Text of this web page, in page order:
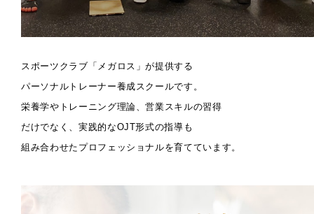
スポーツクラブ「メガロス」が提供する
パーソナルトレーナー養成スクールです。
栄養学やトレーニング理論、営業スキルの習得
だけでなく、実践的なOJT形式の指導も
組み合わせたプロフェッショナルを育てています。